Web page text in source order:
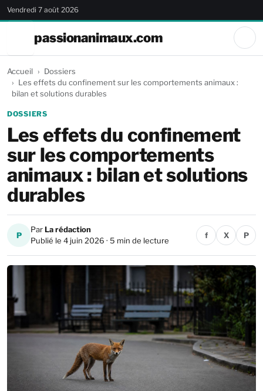
Vendredi 7 août 2026
passionanimaux.com
Accueil
Dossiers
Les effets du confinement sur les comportements animaux :
bilan et solutions durables
DOSSIERS
Les effets du confinement
sur les comportements
animaux : bilan et solutions
durables
P
Par La rédaction
Publié le 4 juin 2026 · 5 min de lecture
f X P